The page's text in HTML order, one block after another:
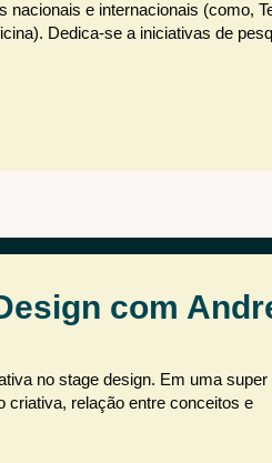
nacionais e internacionais (como,
Dedica-se a iniciativas de
com
no stage design. Em uma super
criativa, relação entre conceitos e